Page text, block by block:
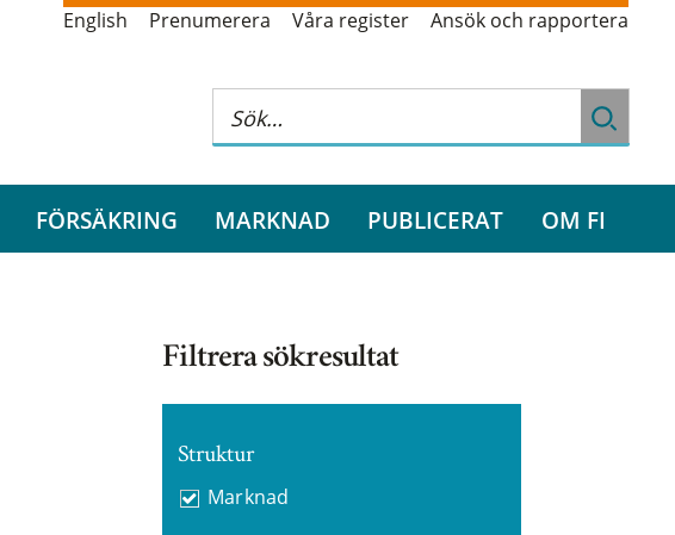
English Prenumerera Våra register Ansök och rapportera
FÖRSÄKRING MARKNAD PUBLICERAT OM FI
Filtrera sökresultat
Struktur
Marknad